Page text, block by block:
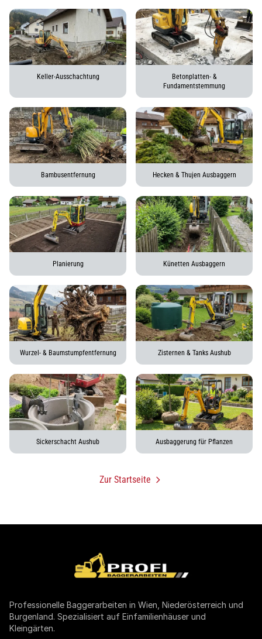
Keller-Ausschachtung
Betonplatten- &
Fundamentstemmung
Bambusentfernung Hecken & Thujen Ausbaggern
Planierung Künetten Ausbaggern
Wurzel- & Baumstumpfentfernung Zisternen & Tanks Aushub
Sickerschacht Aushub Ausbaggerung für Pflanzen
Zur Startseite
Professionelle Baggerarbeiten in Wien, Niederösterreich und
Burgenland. Spezialisiert auf Einfamilienhäuser und
Kleingärten.